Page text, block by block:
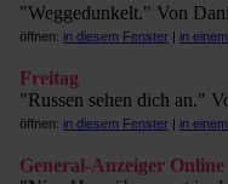
"Weggedunkelt." Von
öffnen: in diesem Fenster | in
Freitag
"Russen sehen dich an."
öffnen: in diesem Fenster | in
General-Anzeiger